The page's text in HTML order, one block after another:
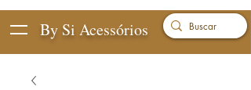
By Si Acessórios